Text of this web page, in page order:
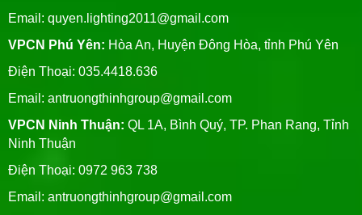
Email: quyen.lighting2011@gmail.com
VPCN Phú Yên: Hòa An, Huyện Đông Hòa, tỉnh Phú Yên
Điện Thoại: 035.4418.636
Email: antruongthinhgroup@gmail.com
VPCN Ninh Thuận: QL 1A, Bình Quý, TP. Phan Rang, Tỉnh
Ninh Thuận
Điện Thoại: 0972 963 738
Email: antruongthinhgroup@gmail.com